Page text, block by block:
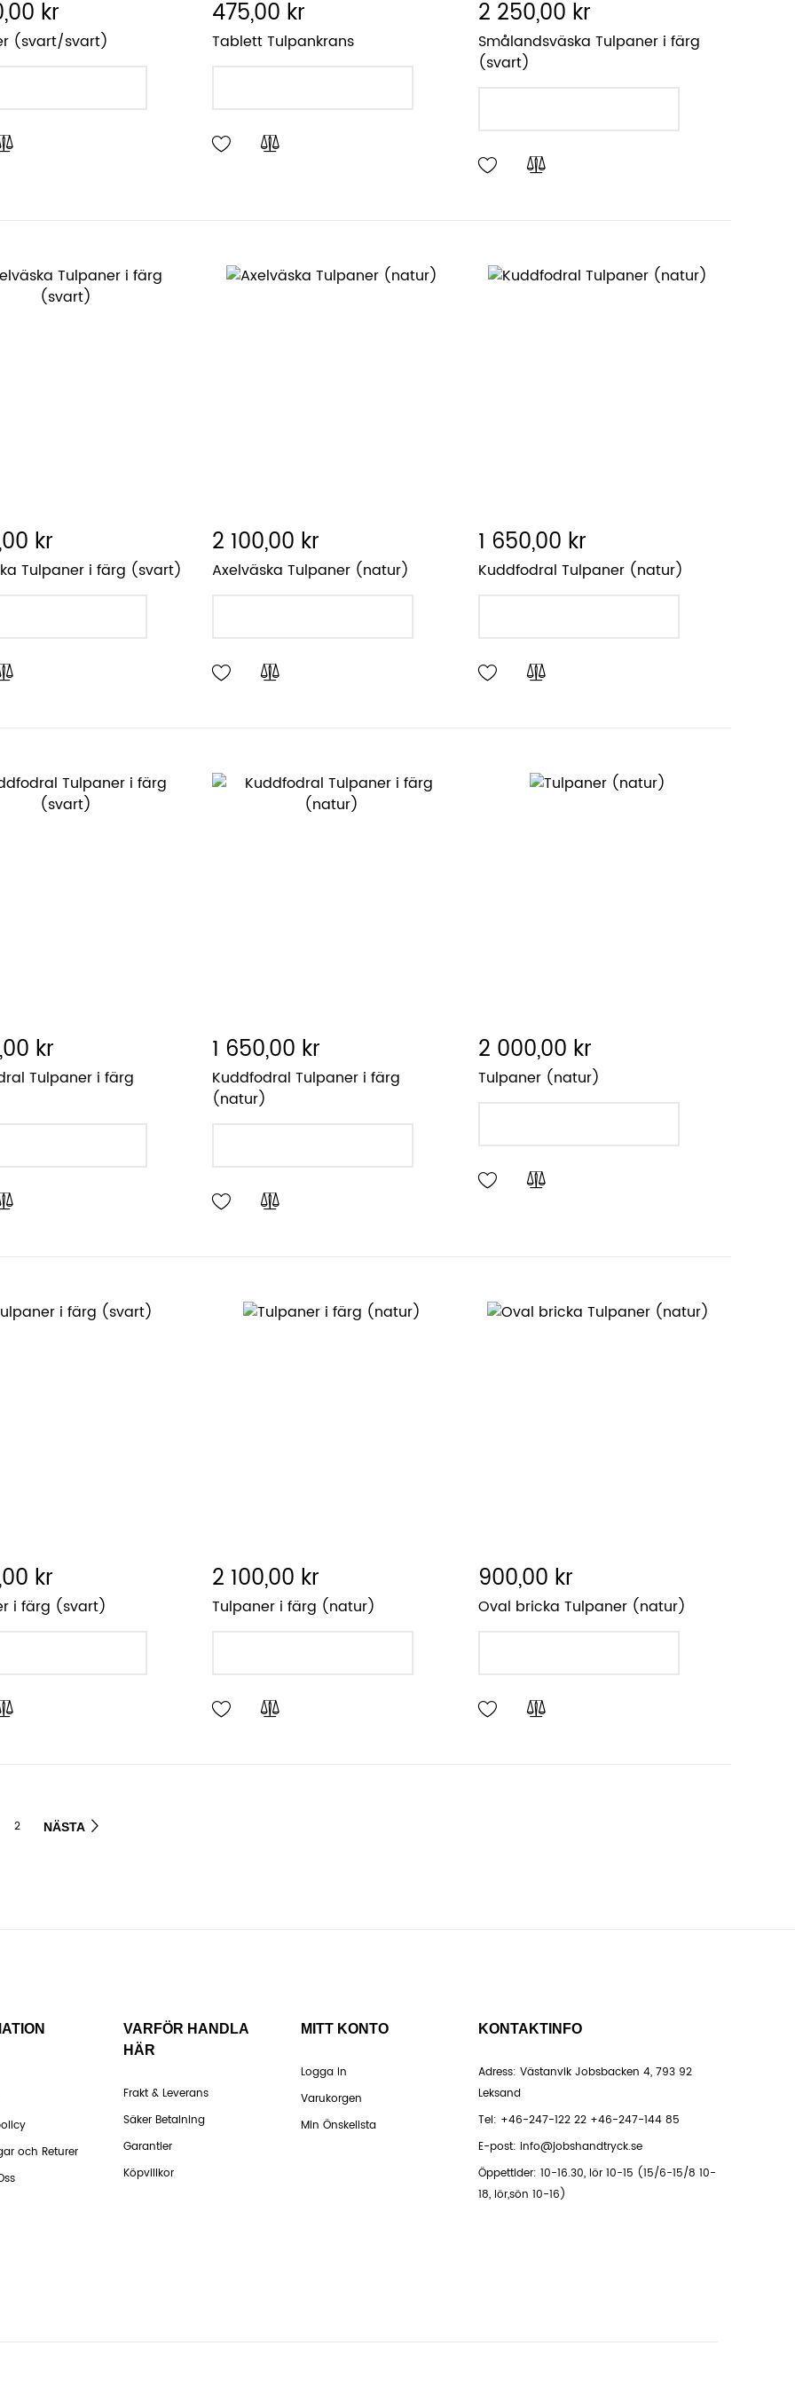
kr
(svart/svart)
475,00 kr
Tablett Tulpankrans
2 250,00 kr
Smålandsväska Tulpaner i färg
(svart)
kr
Tulpaner i färg (svart)
2 100,00 kr
Axelväska Tulpaner (natur)
1 650,00 kr
Kuddfodral Tulpaner (natur)
kr
Tulpaner i färg
1 650,00 kr
Kuddfodral Tulpaner i färg
(natur)
2 000,00 kr
Tulpaner (natur)
kr
i färg (svart)
2 100,00 kr
Tulpaner i färg (natur)
900,00 kr
Oval bricka Tulpaner (natur)
2 NÄSTA
och Returer
VARFÖR HANDLA
HÄR
Frakt & Leverans
Säker Betalning
Garantier
Köpvillkor
MITT KONTO
Logga In
Varukorgen
Min Önskelista
KONTAKTINFO
Adress: Västanvik Jobsbacken 4, 793 92
Leksand
Tel: +46-247-122 22 +46-247-144 85
E-post: info@jobshandtryck.se
Öppettider: 10-16.30, lör 10-15 (15/6-15/8 10-
18, lör,sön 10-16)